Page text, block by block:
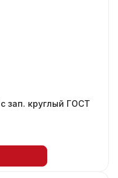
зап. круглый ГОСТ